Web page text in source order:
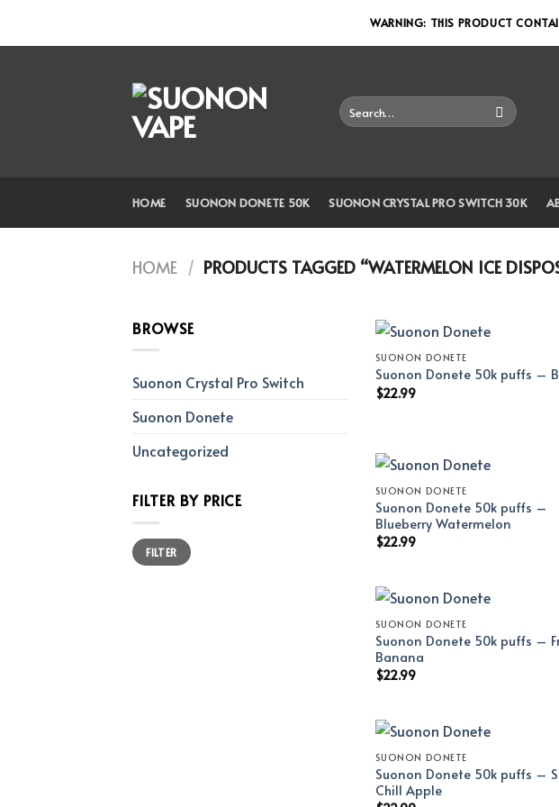
WARNING: THIS PRODUCT
Search
for:
HOME SUONON DONETE 50K SUONON CRYSTAL PRO SWITCH 30K
HOME / PRODUCTS TAGGED “WATERMELON ICE
BROWSE
Suonon Crystal Pro Switch
Suonon Donete
Uncategorized
FILTER BY PRICE
Min
price
Max
priceFILTER
SUONON DONETE
Suonon Donete 50k puffs –
$22.99
SUONON DONETE
Suonon Donete 50k puffs –
Blueberry Watermelon
$22.99
SUONON DONETE
Suonon Donete 50k puffs –
Banana
$22.99
SUONON DONETE
Suonon Donete 50k puffs –
Chill Apple